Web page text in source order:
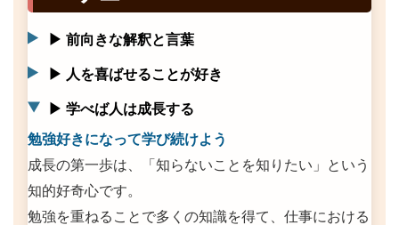
▶ 前向きな解釈と言葉
▶ 人を喜ばせることが好き
▶ 学べば人は成長する
勉強好きになって学び続けよう
成長の第一歩は、「知らないことを知りたい」という
知的好奇心です。
勉強を重ねることで多くの知識を得て、仕事における